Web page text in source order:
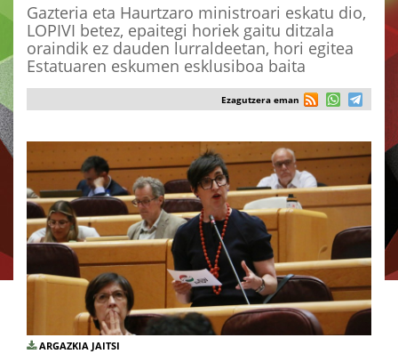
Gazteria eta Haurtzaro ministroari eskatu dio,
LOPIVI betez, epaitegi horiek gaitu ditzala
oraindik ez dauden lurraldeetan, hori egitea
Estatuaren eskumen esklusiboa baita
Ezagutzera eman
ARGAZKIA JAITSI